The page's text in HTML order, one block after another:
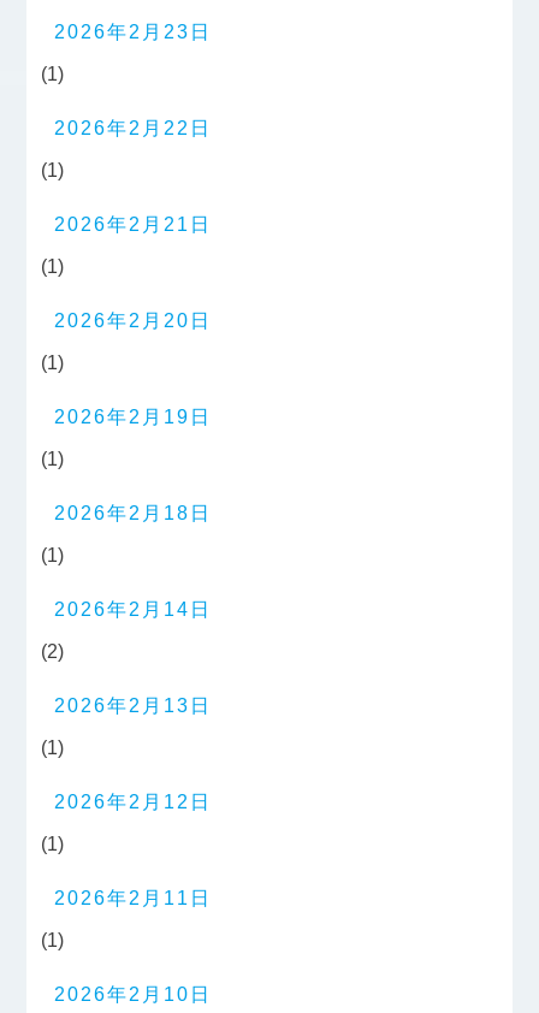
2026年2月23日
(1)
2026年2月22日
(1)
2026年2月21日
(1)
2026年2月20日
(1)
2026年2月19日
(1)
2026年2月18日
(1)
2026年2月14日
(2)
2026年2月13日
(1)
2026年2月12日
(1)
2026年2月11日
(1)
2026年2月10日